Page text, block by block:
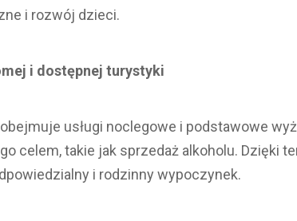
i rozwój dzieci.
i dostępnej turystyki
usługi noclegowe i podstawowe
celem, takie jak sprzedaż alkoholu. Dzięki
i rodzinny wypoczynek.